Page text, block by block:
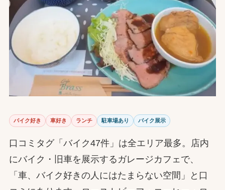
バイク好き 車好き ランチ 駐車場あり バイク展示
口コミタグ「バイク47件」は全エリア最多。店内
にバイク・旧車を展示するガレージカフェで、
「車、バイク好きの人にはたまらない空間」と口